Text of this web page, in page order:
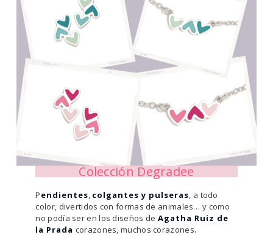
Colección Degradee
Pendientes, colgantes y pulseras, a todo
color, divertidos con formas de animales… y como
no podía ser en los diseños de Agatha Ruiz de
la Prada corazones, muchos corazones.